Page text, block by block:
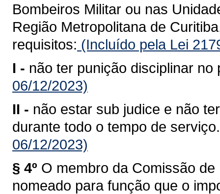
Bombeiros Militar ou nas
Região Metropolitana de
requisitos: (Incluído pela Lei
I - não ter punição disciplinar no
06/12/2023)
II - não estar sub judice e não
durante todo o tempo de serviço.
06/12/2023)
§ 4º O membro da Comissão
nomeado para função que o